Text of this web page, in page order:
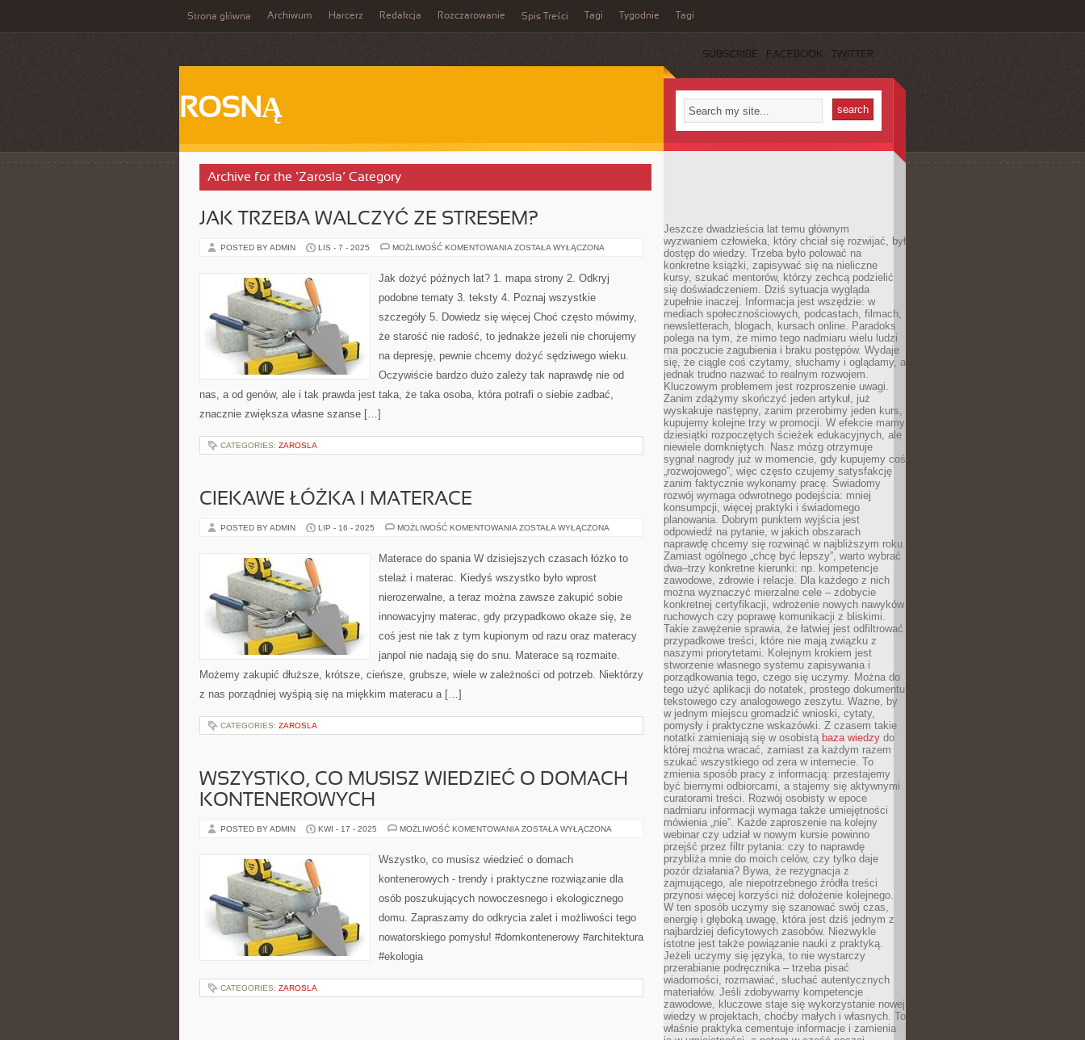
Strona główna Archiwum Harcerz Redakcja Rozczarowanie Spis Treści Tagi Tygodnie Tagi
SUBSCRIBE FACEBOOK TWITTER
ROSNĄ
Archive for the ‘Zarosla’ Category
JAK TRZEBA WALCZYĆ ZE STRESEM?
POSTED BY ADMIN LIS - 7 - 2025 MOŻLIWOŚĆ KOMENTOWANIA JAK
STRESEM?
ZOSTAŁA WYŁĄCZONA
Jak dożyć późnych lat? 1. mapa strony 2. Odkryj
podobne tematy 3. teksty 4. Poznaj wszystkie
szczegóły 5. Dowiedz się więcej Choć często mówimy,
że starość nie radość, to jednakże jeżeli nie chorujemy
na depresję, pewnie chcemy dożyć sędziwego wieku.
Oczywiście bardzo dużo zależy tak naprawdę nie od
nas, a od genów, ale i tak prawda jest taka, że taka osoba, która potrafi o siebie zadbać,
znacznie zwiększa własne szanse […]
CATEGORIES: ZAROSLA
CIEKAWE ŁÓŻKA I MATERACE
POSTED BY ADMIN LIP - 16 - 2025 MOŻLIWOŚĆ KOMENTOWANIA CIEKAWE
MATERACE
ZOSTAŁA WYŁĄCZONA
Materace do spania W dzisiejszych czasach łóżko to
stelaż i materac. Kiedyś wszystko było wprost
nierozerwalne, a teraz można zawsze zakupić sobie
innowacyjny materac, gdy przypadkowo okaże się, że
coś jest nie tak z tym kupionym od razu oraz materacy
janpol nie nadają się do snu. Materace są rozmaite.
Możemy zakupić dłuższe, krótsze, cieńsze, grubsze, wiele w zależności od potrzeb. Niektórzy
z nas porządniej wyśpią się na miękkim materacu a […]
CATEGORIES: ZAROSLA
WSZYSTKO, CO MUSISZ WIEDZIEĆ O DOMACH
KONTENEROWYCH
POSTED BY ADMIN KWI - 17 - 2025 MOŻLIWOŚĆ KOMENTOWANIA WSZYSTKO,
WIEDZIEĆ
O
KONTENEROWYCH
ZOSTAŁA WYŁĄCZONA
Wszystko, co musisz wiedzieć o domach
kontenerowych - trendy i praktyczne rozwiązanie dla
osób poszukujących nowoczesnego i ekologicznego
domu. Zapraszamy do odkrycia zalet i możliwości tego
nowatorskiego pomysłu! #domkontenerowy #architektura
#ekologia
CATEGORIES: ZAROSLA
Jeszcze dwadzieścia lat temu głównym
wyzwaniem człowieka, który chciał się rozwijać, był
dostęp do wiedzy. Trzeba było polować na
konkretne książki, zapisywać się na nieliczne
kursy, szukać mentorów, którzy zechcą podzielić
się doświadczeniem. Dziś sytuacja wygląda
zupełnie inaczej. Informacja jest wszędzie: w
mediach społecznościowych, podcastach, filmach,
newsletterach, blogach, kursach online. Paradoks
polega na tym, że mimo tego nadmiaru wielu ludzi
ma poczucie zagubienia i braku postępów. Wydaje
się, że ciągle coś czytamy, słuchamy i oglądamy, a
jednak trudno nazwać to realnym rozwojem.
Kluczowym problemem jest rozproszenie uwagi.
Zanim zdążymy skończyć jeden artykuł, już
wyskakuje następny, zanim przerobimy jeden kurs,
kupujemy kolejne trzy w promocji. W efekcie mamy
dziesiątki rozpoczętych ścieżek edukacyjnych, ale
niewiele domkniętych. Nasz mózg otrzymuje
sygnał nagrody już w momencie, gdy kupujemy coś
„rozwojowego”, więc często czujemy satysfakcję
zanim faktycznie wykonamy pracę. Świadomy
rozwój wymaga odwrotnego podejścia: mniej
konsumpcji, więcej praktyki i świadomego
planowania. Dobrym punktem wyjścia jest
odpowiedź na pytanie, w jakich obszarach
naprawdę chcemy się rozwinąć w najbliższym roku.
Zamiast ogólnego „chcę być lepszy”, warto wybrać
dwa–trzy konkretne kierunki: np. kompetencje
zawodowe, zdrowie i relacje. Dla każdego z nich
można wyznaczyć mierzalne cele – zdobycie
konkretnej certyfikacji, wdrożenie nowych nawyków
ruchowych czy poprawę komunikacji z bliskimi.
Takie zawężenie sprawia, że łatwiej jest odfiltrować
przypadkowe treści, które nie mają związku z
naszymi priorytetami. Kolejnym krokiem jest
stworzenie własnego systemu zapisywania i
porządkowania tego, czego się uczymy. Można do
tego użyć aplikacji do notatek, prostego dokumentu
tekstowego czy analogowego zeszytu. Ważne, by
w jednym miejscu gromadzić wnioski, cytaty,
pomysły i praktyczne wskazówki. Z czasem takie
notatki zamieniają się w osobistą baza wiedzy do
której można wracać, zamiast za każdym razem
szukać wszystkiego od zera w internecie. To
zmienia sposób pracy z informacją: przestajemy
być biernymi odbiorcami, a stajemy się aktywnymi
curatorami treści. Rozwój osobisty w epoce
nadmiaru informacji wymaga także umiejętności
mówienia „nie”. Każde zaproszenie na kolejny
webinar czy udział w nowym kursie powinno
przejść przez filtr pytania: czy to naprawdę
przybliża mnie do moich celów, czy tylko daje
pozór działania? Bywa, że rezygnacja z
zajmującego, ale niepotrzebnego źródła treści
przynosi więcej korzyści niż dołożenie kolejnego.
W ten sposób uczymy się szanować swój czas,
energię i głęboką uwagę, która jest dziś jednym z
najbardziej deficytowych zasobów. Niezwykle
istotne jest także powiązanie nauki z praktyką.
Jeżeli uczymy się języka, to nie wystarczy
przerabianie podręcznika – trzeba pisać
wiadomości, rozmawiać, słuchać autentycznych
materiałów. Jeśli zdobywamy kompetencje
zawodowe, kluczowe staje się wykorzystanie nowej
wiedzy w projektach, choćby małych i własnych. To
właśnie praktyka cementuje informacje i zamienia